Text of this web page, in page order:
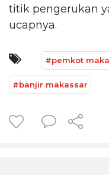
titik pengerukan
ucapnya.
#pemkot
#banjir makassar